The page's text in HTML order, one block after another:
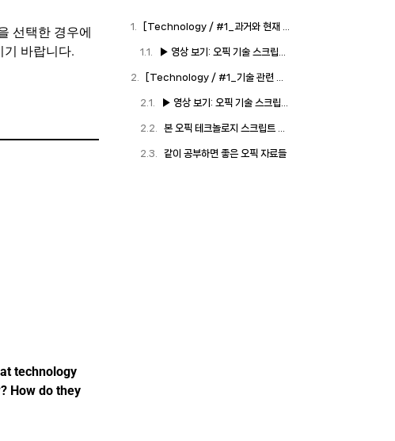
선택한 경우에
기 바랍니다.
technology
How do they
같이 공부하면 좋은 오픽 자료들